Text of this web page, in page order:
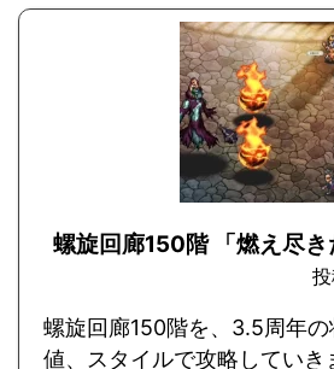
螺旋回廊150階 「燃え尽
螺旋回廊150階を、3.5周年の
値、スタイルで攻略していき